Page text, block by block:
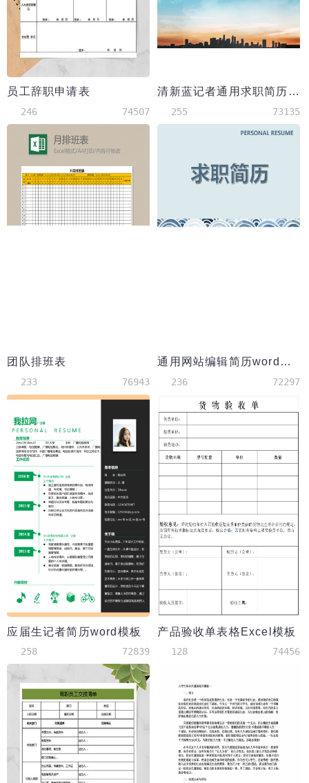
员工辞职申请表
246 74507
清新蓝记者通用求职简历模板
255 73135
团队排班表
233 76943
通用网站编辑简历word模板
236 72297
应届生记者简历word模板
258 72839
产品验收单表格Excel模板
128 74456